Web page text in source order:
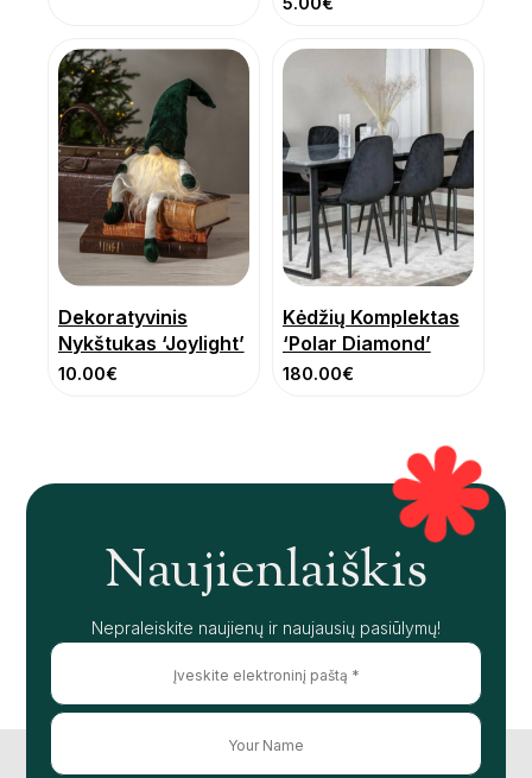
Dekoratyvinis
Nykštukas ‘Joylight’
10.00€
Kėdžių Komplektas
‘Polar Diamond’
180.00€
Naujienlaiškis
Nepraleiskite naujienų ir naujausių pasiūlymų!